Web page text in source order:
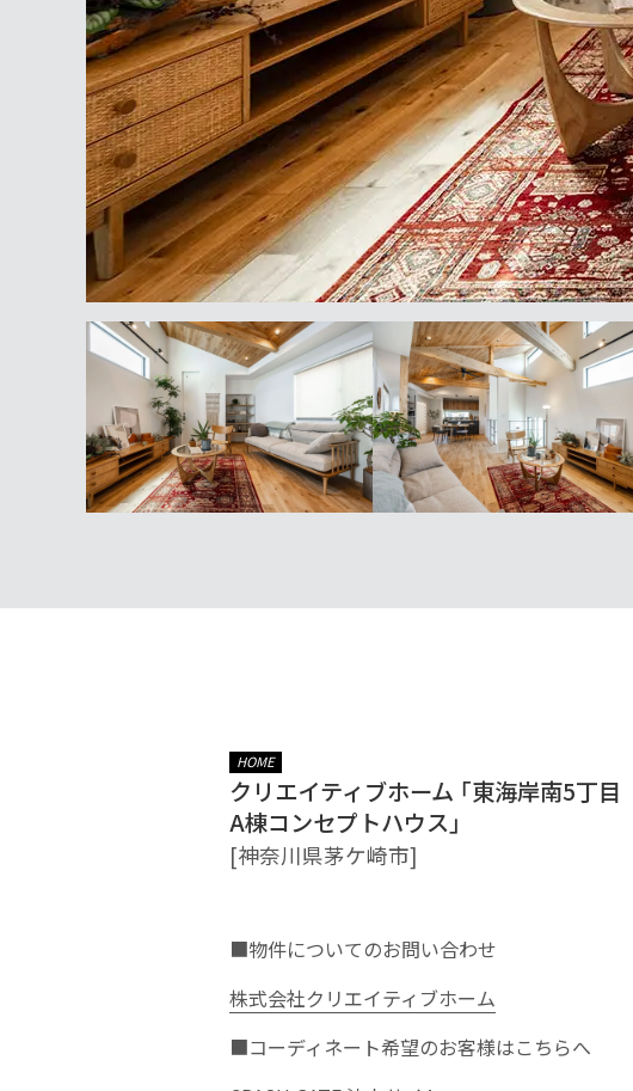
HOME
クリエイティブホーム 「東海岸南5丁目
A棟コンセプトハウス」
[神奈川県茅ケ崎市]
■物件についてのお問い合わせ
株式会社クリエイティブホーム
■コーディネート希望のお客様はこちらへ